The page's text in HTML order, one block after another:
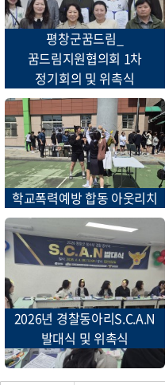
평창군꿈드림_
꿈드림지원협의회 1차
정기회의 및 위촉식
학교폭력예방 합동 아웃리치
2026년 경찰동아리S.C.A.N
발대식 및 위촉식